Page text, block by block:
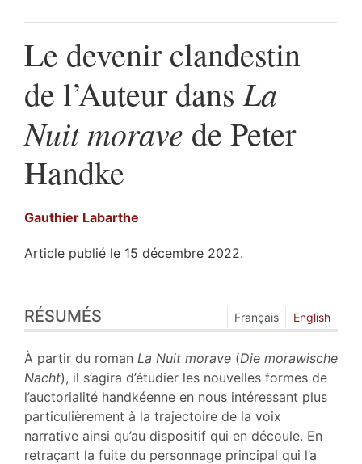
Le devenir clandestin
de l’Auteur dans La
Nuit morave de Peter
Handke
Gauthier Labarthe
Article publié le 15 décembre 2022.
Index
Plan
Texte
Bibliographie
Notes
Citer cet article
Auteur
RÉSUMÉS Français English
À partir du roman La Nuit morave (Die morawische
Nacht), il s’agira d’étudier les nouvelles formes de
l’auctorialité handkéenne en nous intéressant plus
particulièrement à la trajectoire de la voix
narrative ainsi qu’au dispositif qui en découle. En
retraçant la fuite du personnage principal qui l’a